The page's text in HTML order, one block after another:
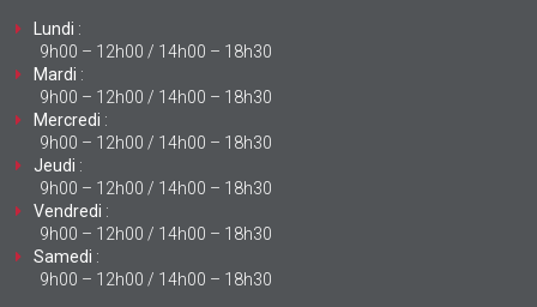
Lundi :
9h00 – 12h00 / 14h00 – 18h30
Mardi :
9h00 – 12h00 / 14h00 – 18h30
Mercredi :
9h00 – 12h00 / 14h00 – 18h30
Jeudi :
9h00 – 12h00 / 14h00 – 18h30
Vendredi :
9h00 – 12h00 / 14h00 – 18h30
Samedi :
9h00 – 12h00 / 14h00 – 18h30